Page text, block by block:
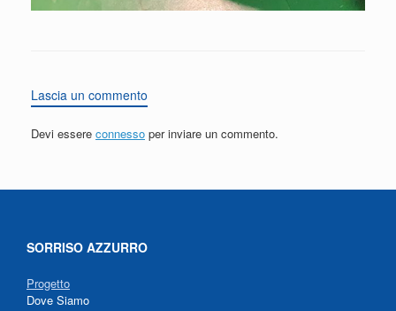
Lascia un commento
Devi essere connesso per inviare un commento.
SORRISO AZZURRO
Progetto
Dove Siamo